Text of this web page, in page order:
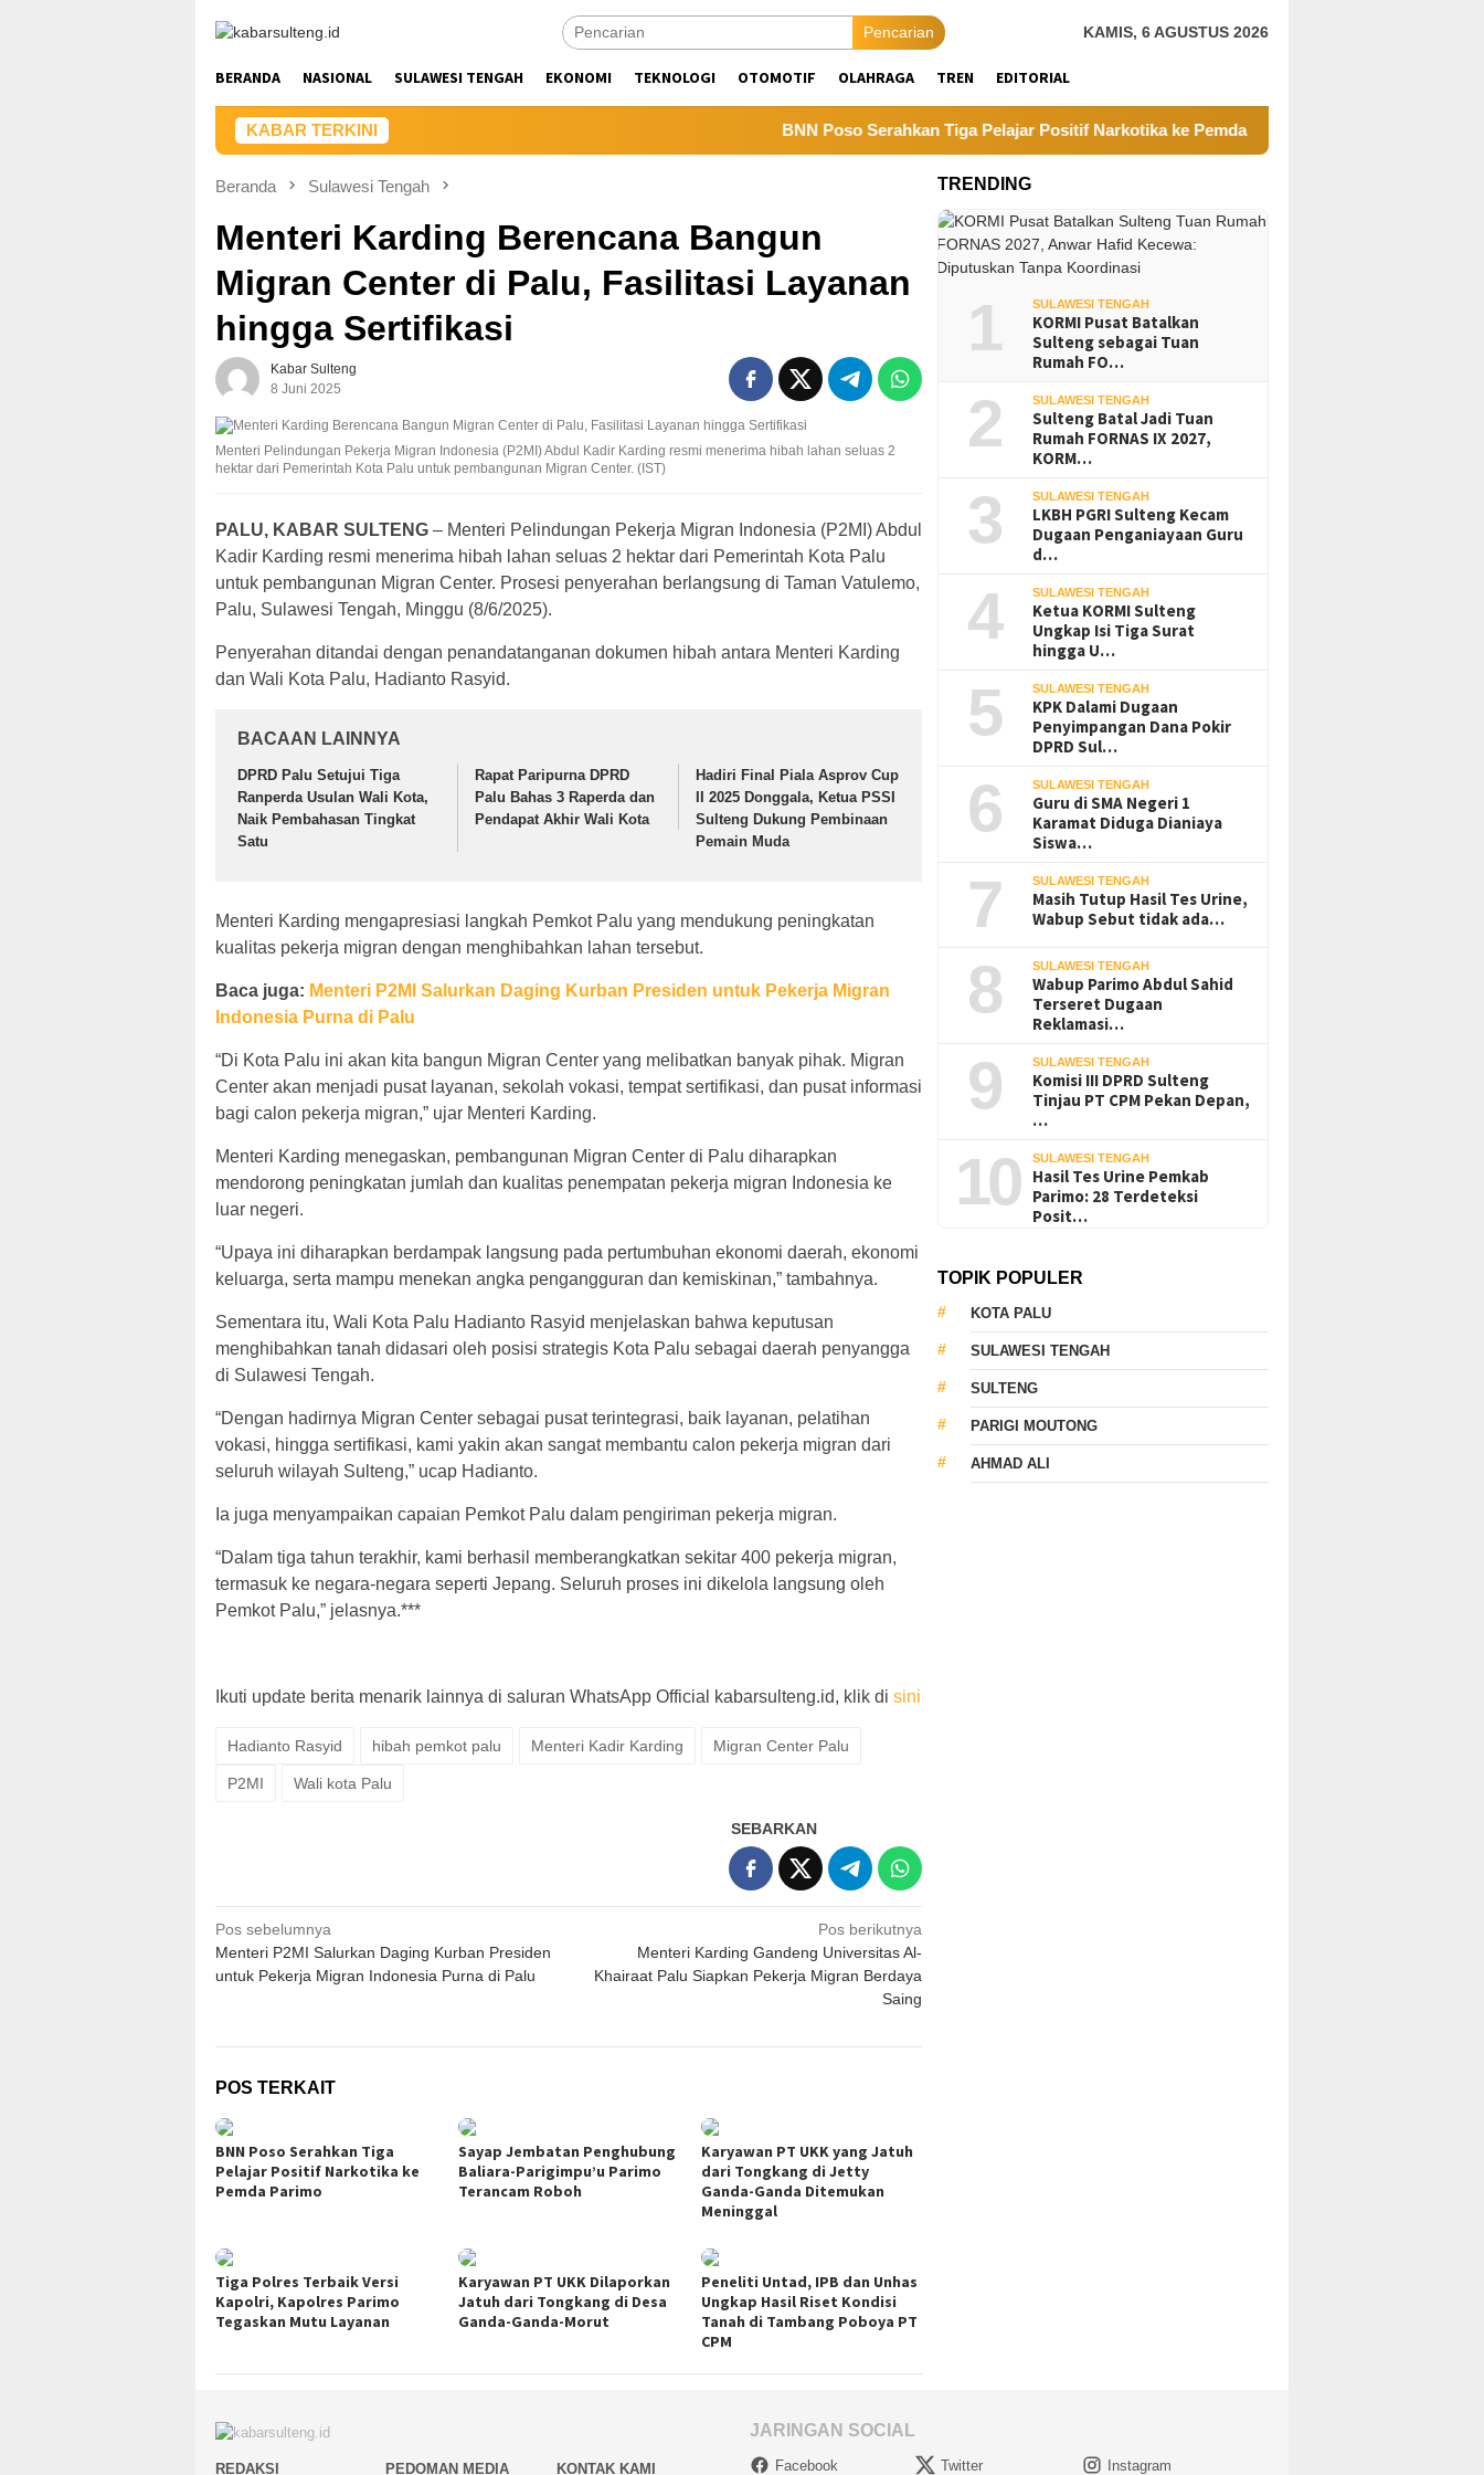
Pencarian KAMIS, 6 AGUSTUS 2026
BERANDA NASIONAL SULAWESI TENGAH EKONOMI TEKNOLOGI OTOMOTIF OLAHRAGA TREN EDITORIAL
KABAR TERKINI BNN Poso Serahkan Tiga Pelajar Positif Narkotika ke Pemda Parimo
Beranda Sulawesi Tengah
Menteri Karding Berencana Bangun
Migran Center di Palu, Fasilitasi Layanan
hingga Sertifikasi
Kabar Sulteng
8 Juni 2025
Menteri Pelindungan Pekerja Migran Indonesia (P2MI) Abdul Kadir Karding resmi menerima hibah lahan seluas 2
hektar dari Pemerintah Kota Palu untuk pembangunan Migran Center. (IST)
PALU, KABAR SULTENG – Menteri Pelindungan Pekerja Migran Indonesia (P2MI) Abdul
Kadir Karding resmi menerima hibah lahan seluas 2 hektar dari Pemerintah Kota Palu
untuk pembangunan Migran Center. Prosesi penyerahan berlangsung di Taman Vatulemo,
Palu, Sulawesi Tengah, Minggu (8/6/2025).
Penyerahan ditandai dengan penandatanganan dokumen hibah antara Menteri Karding
dan Wali Kota Palu, Hadianto Rasyid.
BACAAN LAINNYA
DPRD Palu Setujui Tiga
Ranperda Usulan Wali Kota,
Naik Pembahasan Tingkat
Satu
Rapat Paripurna DPRD
Palu Bahas 3 Raperda dan
Pendapat Akhir Wali Kota
Hadiri Final Piala Asprov Cup
II 2025 Donggala, Ketua PSSI
Sulteng Dukung Pembinaan
Pemain Muda
Menteri Karding mengapresiasi langkah Pemkot Palu yang mendukung peningkatan
kualitas pekerja migran dengan menghibahkan lahan tersebut.
Baca juga: Menteri P2MI Salurkan Daging Kurban Presiden untuk Pekerja Migran
Indonesia Purna di Palu
“Di Kota Palu ini akan kita bangun Migran Center yang melibatkan banyak pihak. Migran
Center akan menjadi pusat layanan, sekolah vokasi, tempat sertifikasi, dan pusat informasi
bagi calon pekerja migran,” ujar Menteri Karding.
Menteri Karding menegaskan, pembangunan Migran Center di Palu diharapkan
mendorong peningkatan jumlah dan kualitas penempatan pekerja migran Indonesia ke
luar negeri.
“Upaya ini diharapkan berdampak langsung pada pertumbuhan ekonomi daerah, ekonomi
keluarga, serta mampu menekan angka pengangguran dan kemiskinan,” tambahnya.
Sementara itu, Wali Kota Palu Hadianto Rasyid menjelaskan bahwa keputusan
menghibahkan tanah didasari oleh posisi strategis Kota Palu sebagai daerah penyangga
di Sulawesi Tengah.
“Dengan hadirnya Migran Center sebagai pusat terintegrasi, baik layanan, pelatihan
vokasi, hingga sertifikasi, kami yakin akan sangat membantu calon pekerja migran dari
seluruh wilayah Sulteng,” ucap Hadianto.
Ia juga menyampaikan capaian Pemkot Palu dalam pengiriman pekerja migran.
“Dalam tiga tahun terakhir, kami berhasil memberangkatkan sekitar 400 pekerja migran,
termasuk ke negara-negara seperti Jepang. Seluruh proses ini dikelola langsung oleh
Pemkot Palu,” jelasnya.***
Ikuti update berita menarik lainnya di saluran WhatsApp Official kabarsulteng.id, klik di sini
Hadianto Rasyid hibah pemkot palu Menteri Kadir Karding Migran Center Palu
P2MI Wali kota Palu
SEBARKAN
Navigasi
pos
Pos sebelumnya
Menteri P2MI Salurkan Daging Kurban Presiden
untuk Pekerja Migran Indonesia Purna di Palu
Pos berikutnya
Menteri Karding Gandeng Universitas Al-
Khairaat Palu Siapkan Pekerja Migran Berdaya
Saing
POS TERKAIT
BNN Poso Serahkan Tiga
Pelajar Positif Narkotika ke
Pemda Parimo
Sayap Jembatan Penghubung
Baliara-Parigimpu’u Parimo
Terancam Roboh
Karyawan PT UKK yang Jatuh
dari Tongkang di Jetty
Ganda-Ganda Ditemukan
Meninggal
Tiga Polres Terbaik Versi
Kapolri, Kapolres Parimo
Tegaskan Mutu Layanan
Karyawan PT UKK Dilaporkan
Jatuh dari Tongkang di Desa
Ganda-Ganda-Morut
Peneliti Untad, IPB dan Unhas
Ungkap Hasil Riset Kondisi
Tanah di Tambang Poboya PT
CPM
TRENDING
1 SULAWESI TENGAH
KORMI Pusat Batalkan
Sulteng sebagai Tuan
Rumah FO…
2 SULAWESI TENGAH
Sulteng Batal Jadi Tuan
Rumah FORNAS IX 2027,
KORM…
3 SULAWESI TENGAH
LKBH PGRI Sulteng Kecam
Dugaan Penganiayaan Guru
d…
4 SULAWESI TENGAH
Ketua KORMI Sulteng
Ungkap Isi Tiga Surat
hingga U…
5 SULAWESI TENGAH
KPK Dalami Dugaan
Penyimpangan Dana Pokir
DPRD Sul…
6 SULAWESI TENGAH
Guru di SMA Negeri 1
Karamat Diduga Dianiaya
Siswa…
7 SULAWESI TENGAH
Masih Tutup Hasil Tes Urine,
Wabup Sebut tidak ada…
8 SULAWESI TENGAH
Wabup Parimo Abdul Sahid
Terseret Dugaan
Reklamasi…
9 SULAWESI TENGAH
Komisi III DPRD Sulteng
Tinjau PT CPM Pekan Depan,
…
10 SULAWESI TENGAH
Hasil Tes Urine Pemkab
Parimo: 28 Terdeteksi
Posit…
TOPIK POPULER
KOTA PALU
SULAWESI TENGAH
SULTENG
PARIGI MOUTONG
AHMAD ALI
REDAKSI PEDOMAN MEDIA KONTAK KAMI
JARINGAN SOCIAL
Facebook Twitter Instagram